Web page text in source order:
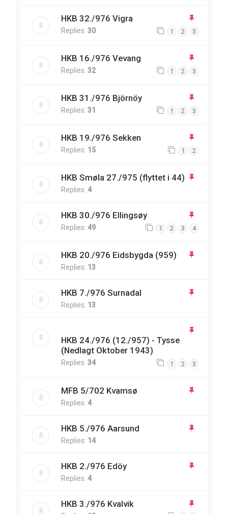
HKB 32./976 Vigra
Replies: 30 1 2 3
HKB 16./976 Vevang
Replies: 32 1 2 3
HKB 31./976 Björnöy
Replies: 31 1 2 3
HKB 19./976 Sekken
Replies: 15 1 2
HKB Smøla 27./975 (flyttet i 44)
Replies: 4
HKB 30./976 Ellingsøy
Replies: 49 1 2 3 4
HKB 20./976 Eidsbygda (959)
Replies: 13
HKB 7./976 Surnadal
Replies: 13
HKB 24./976 (12./957) - Tysse
(Nedlagt Oktober 1943)
Replies: 34 1 2 3
MFB 5/702 Kvamsø
Replies: 4
HKB 5./976 Aarsund
Replies: 14
HKB 2./976 Edöy
Replies: 4
HKB 3./976 Kvalvik